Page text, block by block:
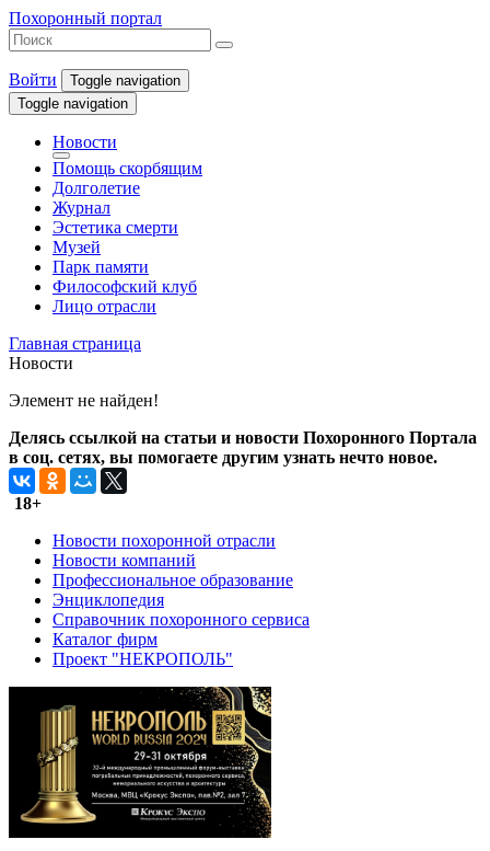
Похоронный портал
Войти
Toggle navigation
Toggle navigation
Новости
Помощь скорбящим
Долголетие
Журнал
Эстетика смерти
Музей
Парк памяти
Философский клуб
Лицо отрасли
Главная страница
Новости
Элемент не найден!
Делясь ссылкой на статьи и новости Похоронного Портала
в соц. сетях, вы помогаете другим узнать нечто новое.
18+
Новости похоронной отрасли
Новости компаний
Профессиональное образование
Энциклопедия
Справочник похоронного сервиса
Каталог фирм
Проект "НЕКРОПОЛЬ"